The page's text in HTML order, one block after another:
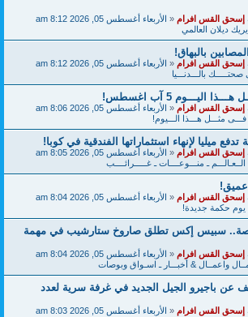
إسحق القس افرام«الأربعاء أغسطس 05, 2026 8:12 am
ديلان العالمي
بالبهاق!
إسحق القس افرام«الأربعاء أغسطس 05, 2026 8:12 am
بالـــدنـــيا
اليـــوم 5 آب اغسطس!
إسحق القس افرام«الأربعاء أغسطس 05, 2026 8:06 am
مثـــل هـــذا الـــيوم!
تدفع ميليا لإنهاء استثماراتها الفندقية في كوبا!
إسحق القس افرام«الأربعاء أغسطس 05, 2026 8:05 am
ـ منـــوعــــات ـ غـــــرائــــب
إسحق القس افرام«الأربعاء أغسطس 05, 2026 8:04 am
حكمة جديدة!
سبيس إكس تطلق صاروخ ستارشيب في مهمة
إسحق القس افرام«الأربعاء أغسطس 05, 2026 8:04 am
واعمــال & أخبـــار ـ اسـواق وبوصات
باجيرو الجيل الجديد في غرفة سرية لعدد
إسحق القس افرام«الأربعاء أغسطس 05, 2026 8:03 am